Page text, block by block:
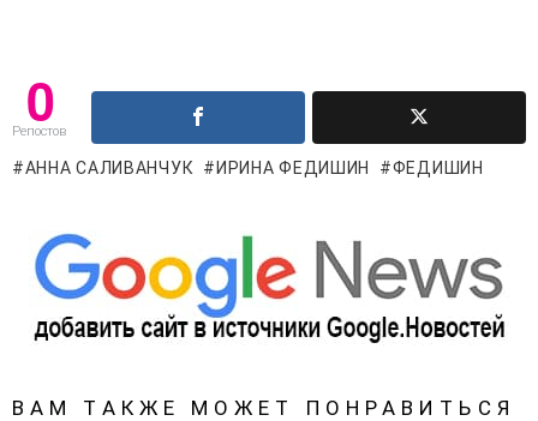
0
Репостов
АННА САЛИВАНЧУК ИРИНА ФЕДИШИН ФЕДИШИН
ВАМ ТАКЖЕ МОЖЕТ ПОНРАВИТЬСЯ